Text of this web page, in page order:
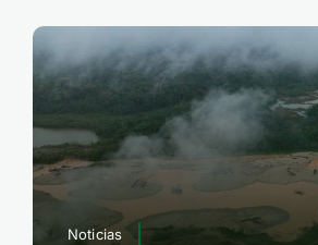
Noticias